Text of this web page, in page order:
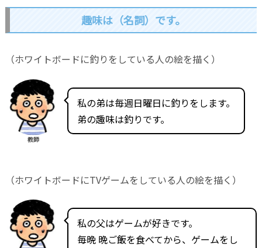
趣味は（名詞）です。
（ホワイトボードに釣りをしている人の絵を描く）
教師
私の弟は毎週日曜日に釣りをします。
弟の趣味は釣りです。
（ホワイトボードにTVゲームをしている人の絵を描く）
私の父はゲームが好きです。
毎晩 晩ご飯を食べてから、ゲームをし